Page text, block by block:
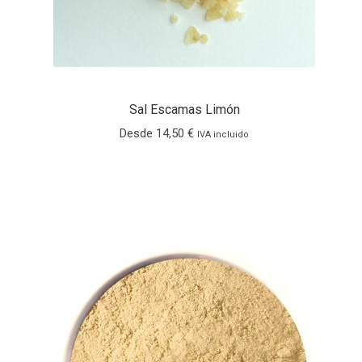
Sal Escamas Limón
Desde 14,50 € IVA incluido